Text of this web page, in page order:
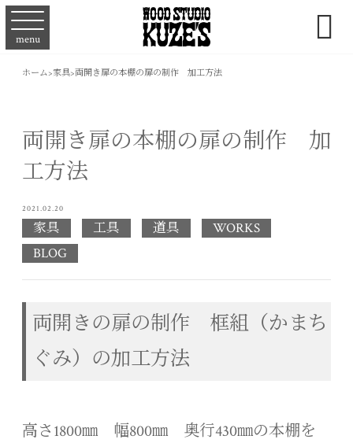
menu 
ホーム>家具>両開き扉の本棚の扉の制作 加工方法
両開き扉の本棚の扉の制作 加
工方法
2021.02.20
家具 工具 道具
WORKS
BLOG
両開きの扉の制作 框組（かまち
ぐみ）の加工方法
高さ1800㎜ 幅800㎜ 奥行430㎜の本棚を